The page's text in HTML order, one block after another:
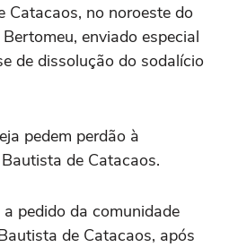
Catacaos, no noroeste do
enviado especial
de dissolução do sodalício
pedem perdão à
de Catacaos.
pedido da comunidade
de Catacaos, após